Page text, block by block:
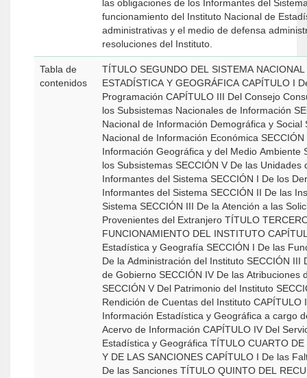
las obligaciones de los Informantes del Sistema; III. La organización
funcionamiento del Instituto Nacional de Estadística y
administrativas y el medio de defensa
resoluciones del Instituto.
Tabla de
contenidos
TÍTULO SEGUNDO DEL SISTEMA NACIONAL DE INFORMACIÓN
ESTADÍSTICA Y GEOGRÁFICA CAPÍTULO I Del Sistema CAPÍTULO II De la
Programación CAPÍTULO III Del Consejo Consultivo Nacional CAPÍTULO IV De
los Subsistemas Nacionales de Información SECCIÓN I Del Subsistema
Nacional de Información Demográfica y Social SECCIÓN II Del Subsistema
Nacional de Información Económica SECCIÓN III Del Subsistema Nacional de
Información Geográfica y del Medio Ambiente SECCIÓN IV De los Comités de
los Subsistemas SECCIÓN V De las Unidades del Estado CAPÍTULO V De los
Informantes del Sistema SECCIÓN I De los Derechos y Obligaciones de los
Informantes del Sistema SECCIÓN II De las Inspecciones a los Informantes del
Sistema SECCIÓN III De la Atención a las Solicitudes Oficiales de Información
Provenientes del Extranjero TÍTULO TERCERO DE LA ORGANIZACIÓN Y
FUNCIONAMIENTO DEL INSTITUTO CAPÍTULO I Del Instituto Nacional de
Estadística y Geografía SECCIÓN I De las Funciones del Instituto SECCIÓN II
De la Administración del Instituto SECCIÓN III De las Atribuciones de la Junta
de Gobierno SECCIÓN IV De las Atribuciones del Presidente del Instituto
SECCIÓN V Del Patrimonio del Instituto SECCIÓN VI De la Transparencia y
Rendición de Cuentas del Instituto CAPÍTULO II De los Registros Nacionales de
Información Estadística y Geográfica a cargo del Instituto
Acervo de Información CAPÍTULO IV Del Servicio Público de Información
Estadística y Geográfica TÍTULO CUARTO DE LAS FALTAS ADMINISTRATIVAS
Y DE LAS SANCIONES CAPÍTULO I De las Faltas Administrativas CAPÍTULO II
De las Sanciones TÍTULO QUINTO DEL RECURSO DE REVISIÓN TÍTULO